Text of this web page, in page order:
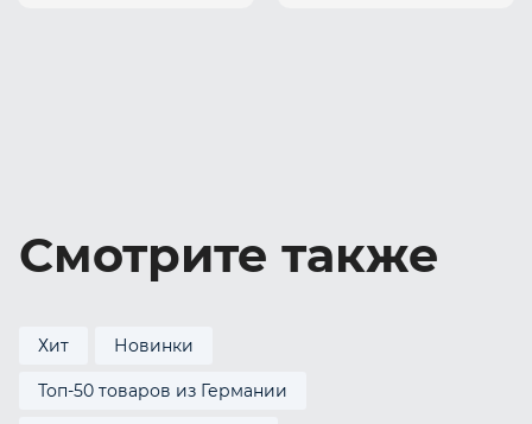
Смотрите также
Хит Новинки
Топ-50 товаров из Германии